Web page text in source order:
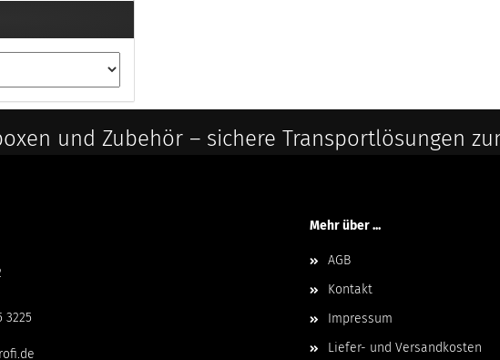
und Zubehör – sichere Transportlösungen
3225
Mehr über ...
AGB
Kontakt
Impressum
Liefer- und Versandkosten